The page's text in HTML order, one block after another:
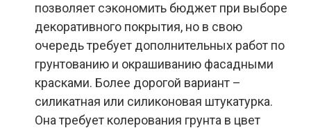
позволяет сэкономить бюджет при выборе
декоративного покрытия, но в свою
очередь требует дополнительных работ по
грунтованию и окрашиванию фасадными
красками. Более дорогой вариант –
силикатная или силиконовая штукатурка.
Она требует колерования грунта в цвет